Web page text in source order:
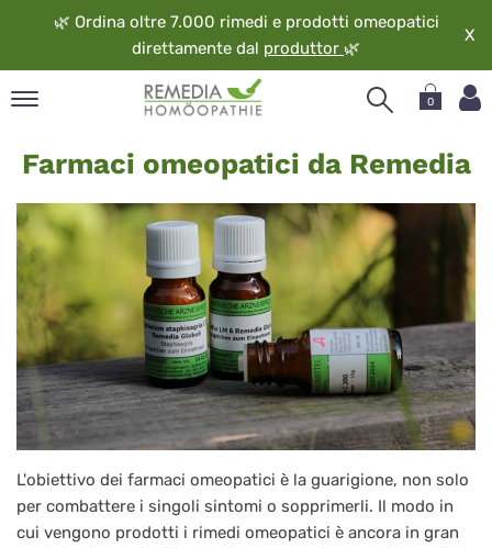
🌿 Ordina oltre 7.000 rimedi e prodotti omeopatici
direttamente dal produttor 🌿
X
0
Farmaci omeopatici da Remedia
L'obiettivo dei farmaci omeopatici è la guarigione, non solo
per combattere i singoli sintomi o sopprimerli. Il modo in
cui vengono prodotti i rimedi omeopatici è ancora in gran